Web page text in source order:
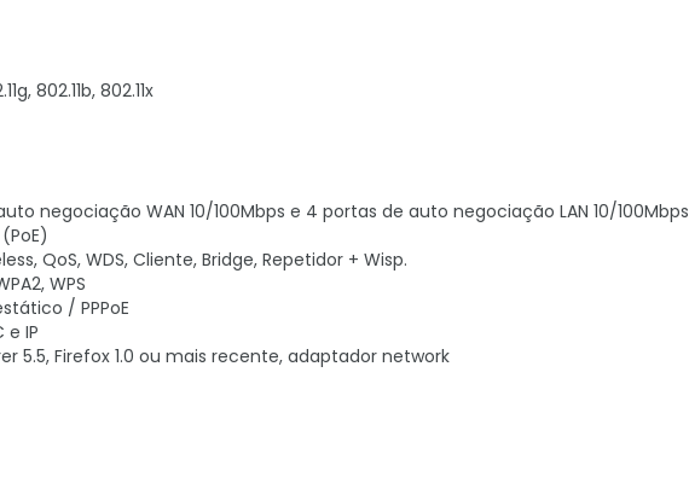
802.11b, 802.11x
negociação WAN 10/100Mbps e 4 portas de auto negociação LAN 10/100Mbps
QoS, WDS, Cliente, Bridge, Repetidor + Wisp.
WPS
/ PPPoE
e IP
5.5, Firefox 1.0 ou mais recente, adaptador network